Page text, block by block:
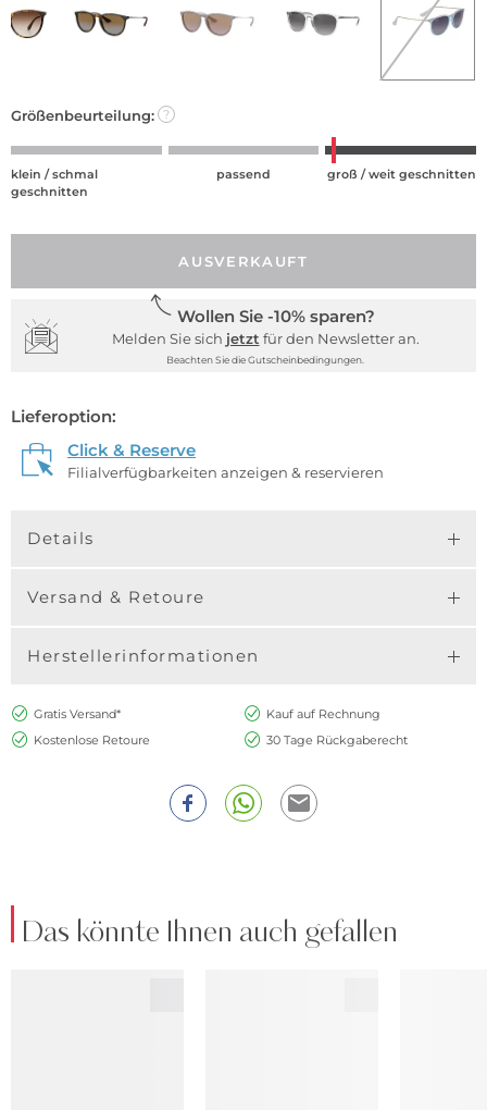
Größenbeurteilung: ?
klein / schmal
geschnitten
passend groß / weit geschnitten
AUSVERKAUFT
Wollen Sie -10% sparen?
Melden Sie sich jetzt für den Newsletter an.
Beachten Sie die Gutscheinbedingungen.
Lieferoption:
Click & Reserve
Filialverfügbarkeiten anzeigen & reservieren
Details
Versand & Retoure
Herstellerinformationen
Gratis Versand*
Kauf auf Rechnung
Kostenlose Retoure
30 Tage Rückgaberecht
Das könnte Ihnen auch gefallen